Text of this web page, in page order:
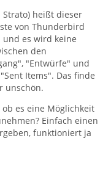
Strato) heißt dieser
von Thunderbird
es wird keine
den
"Entwürfe" und
Items". Das finde
unschön.
es eine Möglichkeit
Einfach einen
funktioniert ja